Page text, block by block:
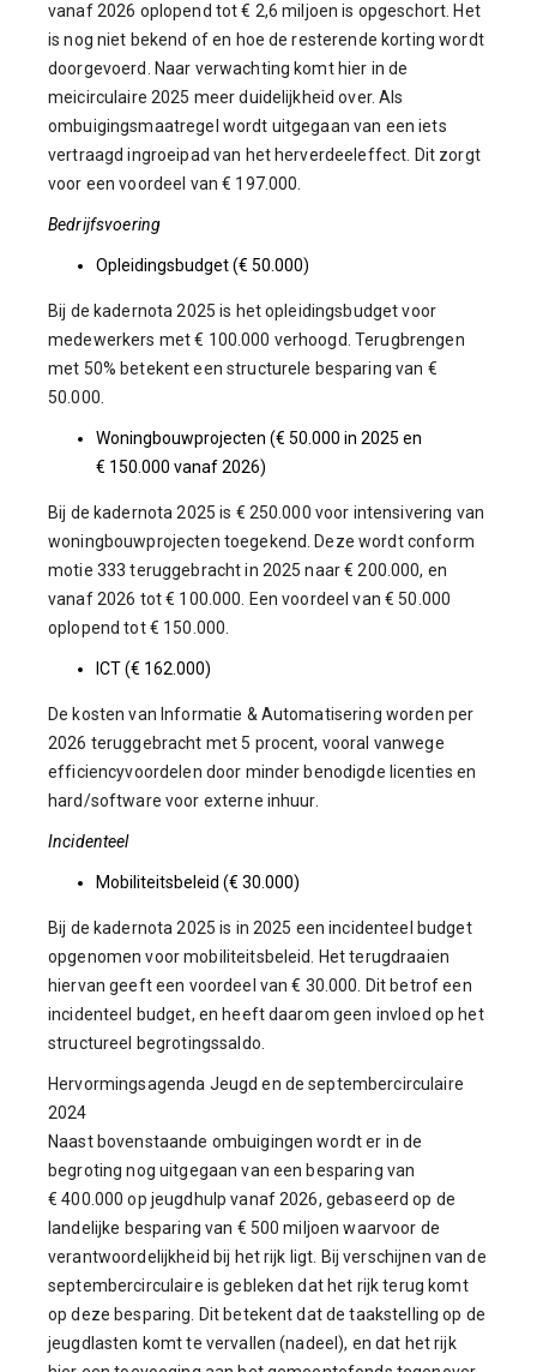
vanaf 2026 oplopend tot € 2,6 miljoen is opgeschort. Het
is nog niet bekend of en hoe de resterende korting wordt
doorgevoerd. Naar verwachting komt hier in de
meicirculaire 2025 meer duidelijkheid over. Als
ombuigingsmaatregel wordt uitgegaan van een iets
vertraagd ingroeipad van het herverdeeleffect. Dit zorgt
voor een voordeel van € 197.000.
Bedrijfsvoering
Opleidingsbudget (€ 50.000)
Bij de kadernota 2025 is het opleidingsbudget voor
medewerkers met € 100.000 verhoogd. Terugbrengen
met 50% betekent een structurele besparing van €
50.000.
Woningbouwprojecten (€ 50.000 in 2025 en
€ 150.000 vanaf 2026)
Bij de kadernota 2025 is € 250.000 voor intensivering van
woningbouwprojecten toegekend. Deze wordt conform
motie 333 teruggebracht in 2025 naar € 200.000, en
vanaf 2026 tot € 100.000. Een voordeel van € 50.000
oplopend tot € 150.000.
ICT (€ 162.000)
De kosten van Informatie & Automatisering worden per
2026 teruggebracht met 5 procent, vooral vanwege
efficiencyvoordelen door minder benodigde licenties en
hard/software voor externe inhuur.
Incidenteel
Mobiliteitsbeleid (€ 30.000)
Bij de kadernota 2025 is in 2025 een incidenteel budget
opgenomen voor mobiliteitsbeleid. Het terugdraaien
hiervan geeft een voordeel van € 30.000. Dit betrof een
incidenteel budget, en heeft daarom geen invloed op het
structureel begrotingssaldo.
Hervormingsagenda Jeugd en de septembercirculaire
2024
Naast bovenstaande ombuigingen wordt er in de
begroting nog uitgegaan van een besparing van
€ 400.000 op jeugdhulp vanaf 2026, gebaseerd op de
landelijke besparing van € 500 miljoen waarvoor de
verantwoordelijkheid bij het rijk ligt. Bij verschijnen van de
septembercirculaire is gebleken dat het rijk terug komt
op deze besparing. Dit betekent dat de taakstelling op de
jeugdlasten komt te vervallen (nadeel), en dat het rijk